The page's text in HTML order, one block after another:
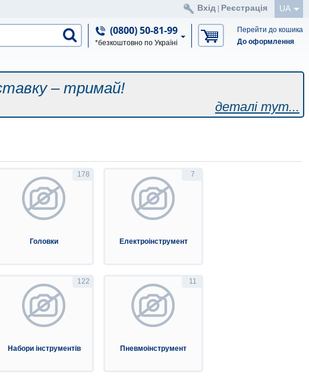
UA
Вхід Реєстрація
(0800) 50-81-99
*безкоштовно по Україні
Перейти до кошика
До оформлення
– тримай!
деталі тут...
178
Головки
7
Електроінструмент
122
Набори інструментів
11
Пневмоінструмент